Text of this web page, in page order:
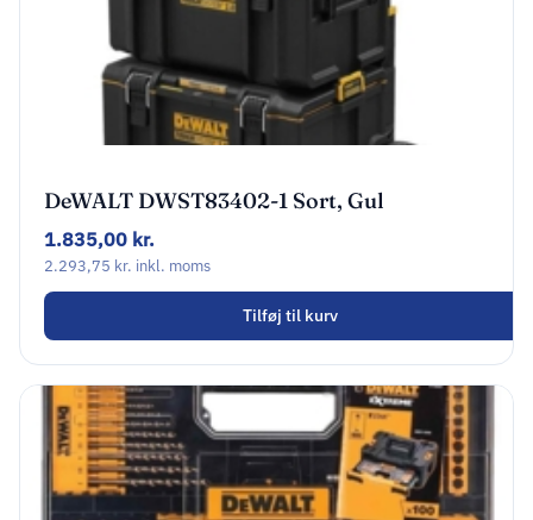
DeWALT ‎DWST83402-1 Sort, Gul
1.835,00 kr.
2.293,75 kr. inkl. moms
Tilføj til kurv